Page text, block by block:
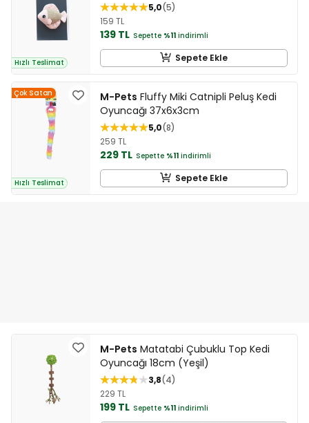
Hızlı Teslimat
5,0 5
159 TL
139 TL Sepette %11 indirimli
Sepete Ekle
Çok Satan
Hızlı Teslimat
M-Pets Fluffy Miki Catnipli Peluş Kedi
Oyuncağı 37x6x3cm
5,0 8
259 TL
229 TL Sepette %11 indirimli
Sepete Ekle
M-Pets Matatabi Çubuklu Top Kedi
Oyuncağı 18cm (Yeşil)
3,8 4
229 TL
199 TL Sepette %11 indirimli